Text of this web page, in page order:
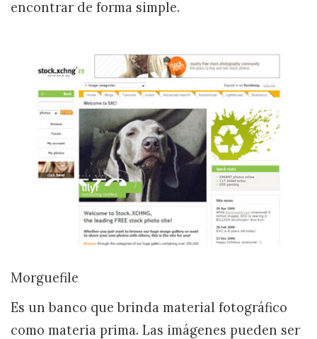
encontrar de forma simple.
Morguefile
Es un banco que brinda material fotográfico
como materia prima. Las imágenes pueden ser